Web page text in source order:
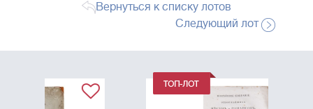
Вернуться к списку лотов
Следующий лот